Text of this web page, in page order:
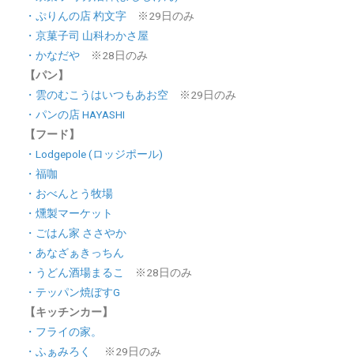
・ぷりんの店 杓文字※29日のみ
・京菓子司 山科わかさ屋
・かなだや※28日のみ
【パン】
・雲のむこうはいつもあお空※29日のみ
・パンの店 HAYASHI
【フード】
・Lodgepole (ロッジポール)
・福咖
・おべんとう牧場
・燻製マーケット
・ごはん家 ささやか
・あなざぁきっちん
・うどん酒場まるこ
※28日のみ
・テッパン焼ぼすG
【キッチンカー】
・フライの家。
・ふぁみろく
※29日のみ